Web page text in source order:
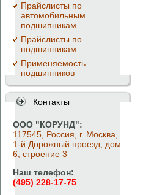
Прайслисты по
автомобильным
подшипникам
Прайслисты по
подшипникам
Применяемость
подшипников
Контакты
ООО "КОРУНД":
117545, Россия, г. Москва,
1-й Дорожный проезд, дом
6, строение 3
Наш телефон:
(495) 228-17-75